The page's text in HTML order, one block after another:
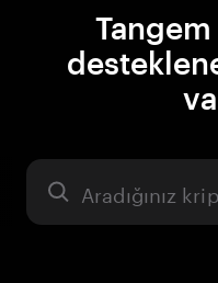
Tangem
Varlık